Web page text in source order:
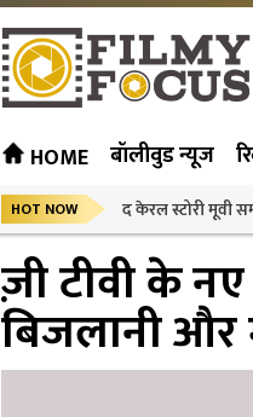
HOME बॉलीवुड न्यूज
HOT NOW द केरल स्टोरी मूवी
ज़ी टीवी के
बिजलानी और